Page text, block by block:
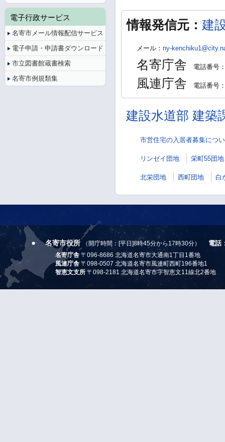
情報発信元： 建
メール： ny-
名寄庁舎 電話番号
風連庁舎 電話番号
建設水道部 建築
市営住宅の入居者募集につ
リンゼイ団地 栄町55団地
北栄団地 西町団地 白
電子行政サービス
名寄市メール情報配信サービス
電子申請・申請書ダウンロード
市立図書館蔵書検索
名寄市例規類集
名寄市役所 （開庁時間：[平日]8時45分から17時30分） 電話
名寄庁舎 〒096-8686 北海道名寄市大通南1丁目1番地
風連庁舎 〒098-0507 北海道名寄市風連町西町196番地1
智恵文支所 〒098-2181 北海道名寄市字智恵文11線北2番地